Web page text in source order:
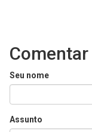
Comentar
Seu nome
Assunto